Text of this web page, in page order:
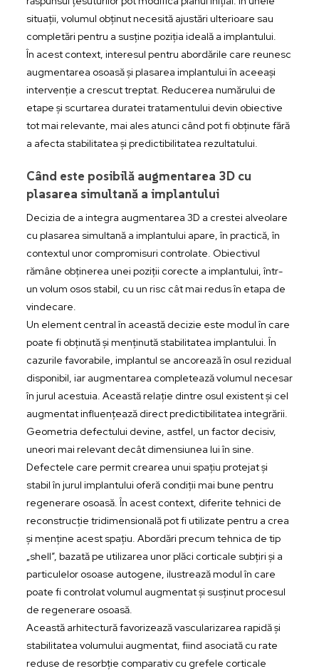
situații, volumul obținut necesită ajustări ulterioare sau
completări pentru a susține poziția ideală a implantului.
În acest context, interesul pentru abordările care reunesc
augmentarea osoasă și plasarea implantului în aceeași
intervenție a crescut treptat. Reducerea numărului de
etape și scurtarea duratei tratamentului devin obiective
tot mai relevante, mai ales atunci când pot fi obținute fără
a afecta stabilitatea și predictibilitatea rezultatului.
Când este posibilă augmentarea 3D cu
plasarea simultană a implantului
Decizia de a integra augmentarea 3D a crestei alveolare
cu plasarea simultană a implantului apare, în practică, în
contextul unor compromisuri controlate. Obiectivul
rămâne obținerea unei poziții corecte a implantului, într-
un volum osos stabil, cu un risc cât mai redus în etapa de
vindecare.
Un element central în această decizie este modul în care
poate fi obținută și menținută stabilitatea implantului. În
cazurile favorabile, implantul se ancorează în osul rezidual
disponibil, iar augmentarea completează volumul necesar
în jurul acestuia. Această relație dintre osul existent și cel
augmentat influențează direct predictibilitatea integrării.
Geometria defectului devine, astfel, un factor decisiv,
uneori mai relevant decât dimensiunea lui în sine.
Defectele care permit crearea unui spațiu protejat și
stabil în jurul implantului oferă condiții mai bune pentru
regenerare osoasă. În acest context, diferite tehnici de
reconstrucție tridimensională pot fi utilizate pentru a crea
și menține acest spațiu. Abordări precum tehnica de tip
„shell”, bazată pe utilizarea unor plăci corticale subțiri și a
particulelor osoase autogene, ilustrează modul în care
poate fi controlat volumul augmentat și susținut procesul
de regenerare osoasă.
Această arhitectură favorizează vascularizarea rapidă și
stabilitatea volumului augmentat, fiind asociată cu rate
reduse de resorbție comparativ cu grefele corticale